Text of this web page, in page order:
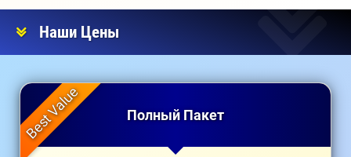
Наши Цены
Полный Пакет